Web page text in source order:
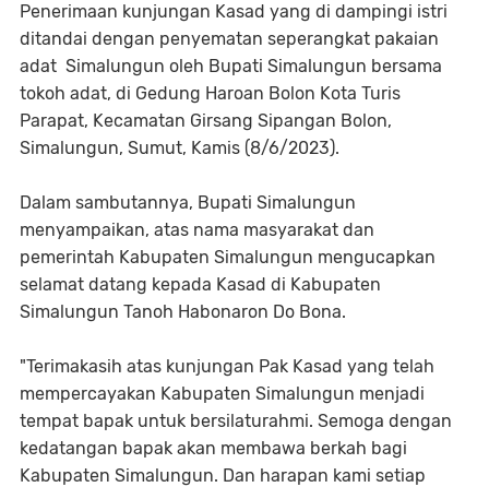
Penerimaan kunjungan Kasad yang di dampingi istri
ditandai dengan penyematan seperangkat pakaian
adat Simalungun oleh Bupati Simalungun bersama
tokoh adat, di Gedung Haroan Bolon Kota Turis
Parapat, Kecamatan Girsang Sipangan Bolon,
Simalungun, Sumut, Kamis (8/6/2023).
Dalam sambutannya, Bupati Simalungun
menyampaikan, atas nama masyarakat dan
pemerintah Kabupaten Simalungun mengucapkan
selamat datang kepada Kasad di Kabupaten
Simalungun Tanoh Habonaron Do Bona.
"Terimakasih atas kunjungan Pak Kasad yang telah
mempercayakan Kabupaten Simalungun menjadi
tempat bapak untuk bersilaturahmi. Semoga dengan
kedatangan bapak akan membawa berkah bagi
Kabupaten Simalungun. Dan harapan kami setiap